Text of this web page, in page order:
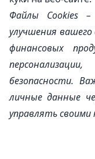
Файлы Cookies
улучшения
финансовых
безопасности.
личные данные
управлять своими